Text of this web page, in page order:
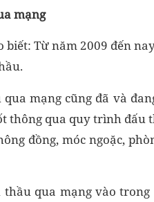
mạng
biết: Từ năm 2009 đến
mạng cũng đã và
thông qua quy trình đấu
đồng, móc ngoặc,
qua mạng vào